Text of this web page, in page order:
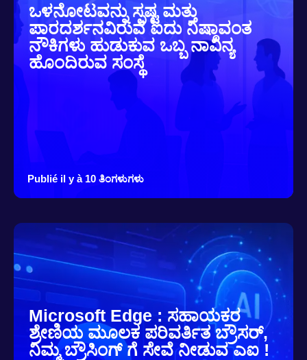
ಒಳನೋಟವನ್ನು ಸ್ಪಷ್ಟ ಮತ್ತು
ಪಾರದರ್ಶನವಿರುವ ಐದು ನಿಷ್ಠಾವಂತ
ನೌಕಿಗಳು ಹುಡುಕುವ ಒಬ್ಬ ನಾವಿನ್ಯ
ಹೊಂದಿರುವ ಸಂಸ್ಥೆ
Publié il y à 10 ತಿಂಗಳುಗಳು
Microsoft Edge : ಸಹಾಯಕರ
ಶ್ರೇಣಿಯ ಮೂಲಕ ಪರಿವರ್ತಿತ ಬ್ರೌಸರ್,
ನಿಮ್ಮ ಬ್ರೌಸಿಂಗ್ ಗೆ ಸೇವೆ ನೀಡುವ ಎಐ !